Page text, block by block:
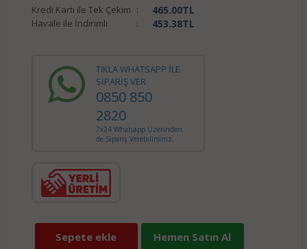
Kredi Kartı ile Tek Çekim : 465.00TL
Havale ile İndirimli : 453.38TL
TIKLA WHATSAPP İLE
SİPARİŞ VER
0850 850
2820
7x24 Whatsapp Üzerinden
de Sipariş Verebilirsiniz.
Sepete ekle Hemen Satın Al